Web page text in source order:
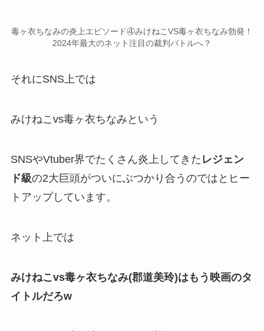
毒ヶ衣ちなみの炎上エピソード④みけねこVS毒ヶ衣ちなみ勃発！
2024年最大のネット注目の裁判バトルへ？
それにSNS上では
みけねこvs毒ヶ衣ちなみ という
SNSやVtuber界でたくさん炎上してきた レジェン
ド級の2大巨頭がついにぶつかり合うのでは とヒー
トアップしています。
ネット上では
みけねこvs毒ヶ衣ちなみ(郡道美玲)はもう映画のタ
イトルだろw